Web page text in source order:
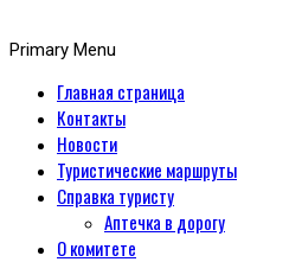
Primary Menu
Главная страница
Контакты
Новости
Туристические маршруты
Справка туристу
Аптечка в дорогу
О комитете